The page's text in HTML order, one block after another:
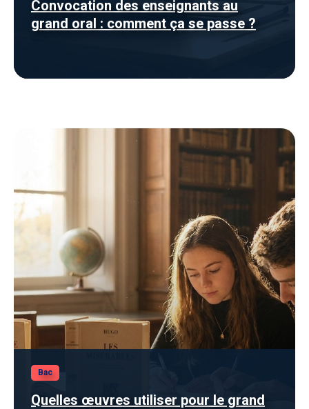
Convocation des enseignants au
grand oral : comment ça se passe ?
Bac
Quelles œuvres utiliser pour le grand